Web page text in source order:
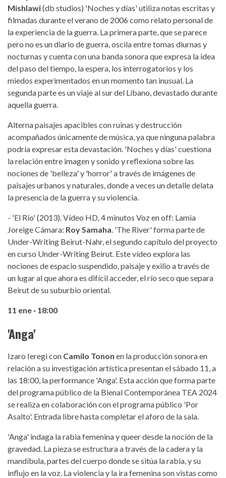
Mishlawi(db studios) 'Noches y días' utiliza notas escritas y
filmadas durante el verano de 2006 como relato personal de
la experiencia de la guerra. La primera parte, que se parece
pero no es un diario de guerra, oscila entre tomas diurnas y
nocturnas y cuenta con una banda sonora que expresa la idea
del paso del tiempo, la espera, los interrogatorios y los
miedos experimentados en un momento tan inusual. La
segunda parte es un viaje al sur del Líbano, devastado durante
aquella guerra.
Alterna paisajes apacibles con ruinas y destrucción
acompañados únicamente de música, ya que ninguna palabra
podría expresar esta devastación. 'Noches y días' cuestiona
la relación entre imagen y sonido y reflexiona sobre las
nociones de 'belleza' y 'horror' a través de imágenes de
paisajes urbanos y naturales, donde a veces un detalle delata
la presencia de la guerra y su violencia.
- 'El Río' (2013). Vídeo HD, 4 minutos Voz en off: Lamia
Joreige Cámara: Roy Samaha. 'The River' forma parte de
Under-Writing Beirut-Nahr, el segundo capítulo del proyecto
en curso Under-Writing Beirut. Este vídeo explora las
nociones de espacio suspendido, paisaje y exilio a través de
un lugar al que ahora es difícil acceder, el río seco que separa
Beirut de su suburbio oriental.
11 ene · 18:00
'Anga'
Izaro Ieregi con Camilo Tonon en la producción sonora en
relación a su investigación artística presentan el sábado 11, a
las 18:00, la performance 'Anga'. Esta acción que forma parte
del programa público de la Bienal Contemporánea TEA 2024
se realiza en colaboración con el programa público 'Por
Asalto'. Entrada libre hasta completar el aforo de la sala.
'Anga' indaga la rabia femenina y queer desde la noción de la
gravedad. La pieza se estructura a través de la cadera y la
mandíbula, partes del cuerpo donde se sitúa la rabia, y su
influjo en la voz. La violencia y la ira femenina son vistas como